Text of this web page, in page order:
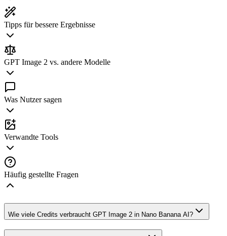
Tipps für bessere Ergebnisse
GPT Image 2 vs. andere Modelle
Was Nutzer sagen
Verwandte Tools
Häufig gestellte Fragen
Wie viele Credits verbraucht GPT Image 2 in Nano Banana AI?